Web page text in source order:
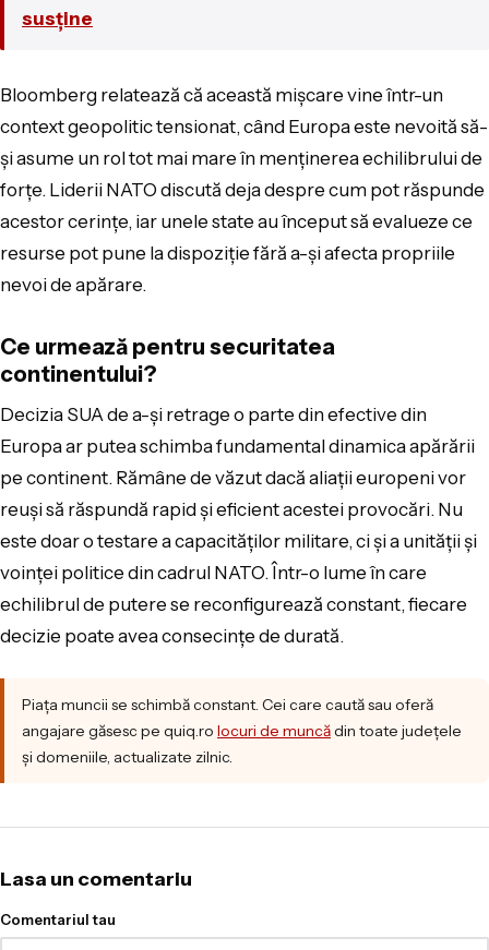
susține
Bloomberg relatează că această mișcare vine într-un
context geopolitic tensionat, când Europa este nevoită să-
și asume un rol tot mai mare în menținerea echilibrului de
forțe. Liderii NATO discută deja despre cum pot răspunde
acestor cerințe, iar unele state au început să evalueze ce
resurse pot pune la dispoziție fără a-și afecta propriile
nevoi de apărare.
Ce urmează pentru securitatea
continentului?
Decizia SUA de a-și retrage o parte din efective din
Europa ar putea schimba fundamental dinamica apărării
pe continent. Rămâne de văzut dacă aliații europeni vor
reuși să răspundă rapid și eficient acestei provocări. Nu
este doar o testare a capacităților militare, ci și a unității și
voinței politice din cadrul NATO. Într-o lume în care
echilibrul de putere se reconfigurează constant, fiecare
decizie poate avea consecințe de durată.
Piața muncii se schimbă constant. Cei care caută sau oferă
angajare găsesc pe quiq.ro locuri de muncădin toate județele
și domeniile, actualizate zilnic.
Lasa un comentariu
Comentariul tau